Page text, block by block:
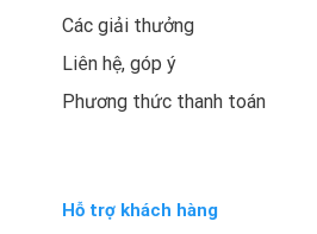
Các giải thưởng
Liên hệ, góp ý
Phương thức thanh toán
Hỗ trợ khách hàng